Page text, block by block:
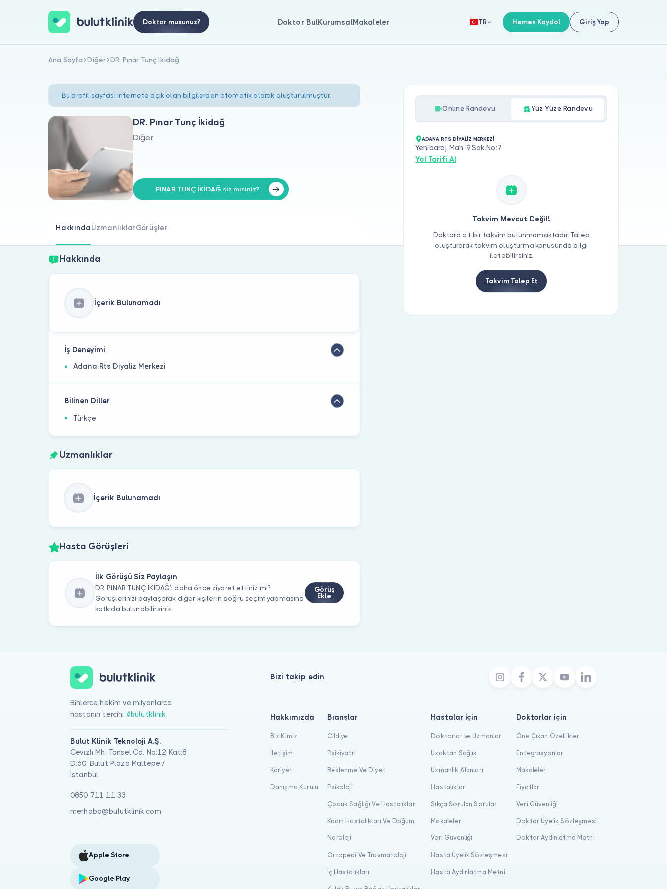
Doktor musunuz? Doktor BulKurumsalMakaleler TR Hemen Kaydol Giriş Yap
Ana Sayfa Diğer DR. Pınar Tunç İkidağ
Bu profil sayfası internete açık olan bilgilerden otomatik olarak oluşturulmuştur.
DR. Pınar Tunç İkidağ
Diğer
PINAR TUNÇ İKİDAĞ siz misiniz?
HakkındaUzmanlıklarGörüşler
Hakkında
İçerik Bulunamadı
İş Deneyimi
Adana Rts Diyaliz Merkezi
Bilinen Diller
Türkçe
Uzmanlıklar
İçerik Bulunamadı
Hasta Görüşleri
İlk Görüşü Siz Paylaşın
DR. PINAR TUNÇ İKİDAĞ’ı daha önce ziyaret ettiniz mi?
Görüşlerinizi paylaşarak diğer kişilerin doğru seçim yapmasına
katkıda bulunabilirsiniz.
Görüş
Ekle
Online Randevu Yüz Yüze Randevu
ADANA RTS DİYALİZ MERKEZİ
Yenibaraj Mah. 9.Sok.No:7
Yol Tarifi Al
Takvim Mevcut Değil!
Doktora ait bir takvim bulunmamaktadır. Talep
oluşturarak takvim oluşturma konusunda bilgi
iletebilirsiniz.
Takvim Talep Et
Binlerce hekim ve milyonlarca
hastanın tercihi #bulutklinik
Bulut Klinik Teknoloji A.Ş.
Cevizli Mh. Tansel Cd. No:12 Kat:8
D:60, Bulut Plaza Maltepe /
İstanbul
0850 711 11 33
merhaba@bulutklinik.com
Apple Store
Google Play
Bizi takip edin
Hakkımızda
Biz Kimiz
İletişim
Kariyer
Danışma Kurulu
Branşlar
Cildiye
Psikiyatri
Beslenme Ve Diyet
Psikoloji
Çocuk Sağlığı Ve Hastalıkları
Kadın Hastalıkları Ve Doğum
Nöroloji
Ortopedi Ve Travmatoloji
İç Hastalıkları
Hastalar için
Doktorlar ve Uzmanlar
Uzaktan Sağlık
Uzmanlık Alanları
Hastalıklar
Sıkça Sorulan Sorular
Makaleler
Veri Güvenliği
Hasta Üyelik Sözleşmesi
Hasta Aydınlatma Metni
Doktorlar için
Öne Çıkan Özellikler
Entegrasyonlar
Makaleler
Fiyatlar
Veri Güvenliği
Doktor Üyelik Sözleşmesi
Doktor Aydınlatma Metni